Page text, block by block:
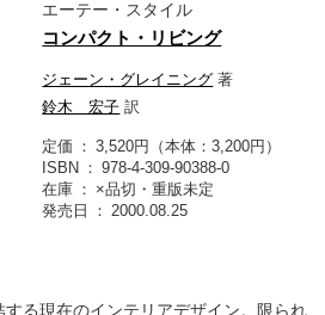
エーテー・スタイル
コンパクト・リビング
ジェーン・グレイニング 著
鈴木 宏子 訳
定価
3,520円（本体：3,200円）
ISBN
978-4-309-90388-0
在庫
×品切・重版未定
発売日
2000.08.25
る現在のインテリアデザイン。限られ